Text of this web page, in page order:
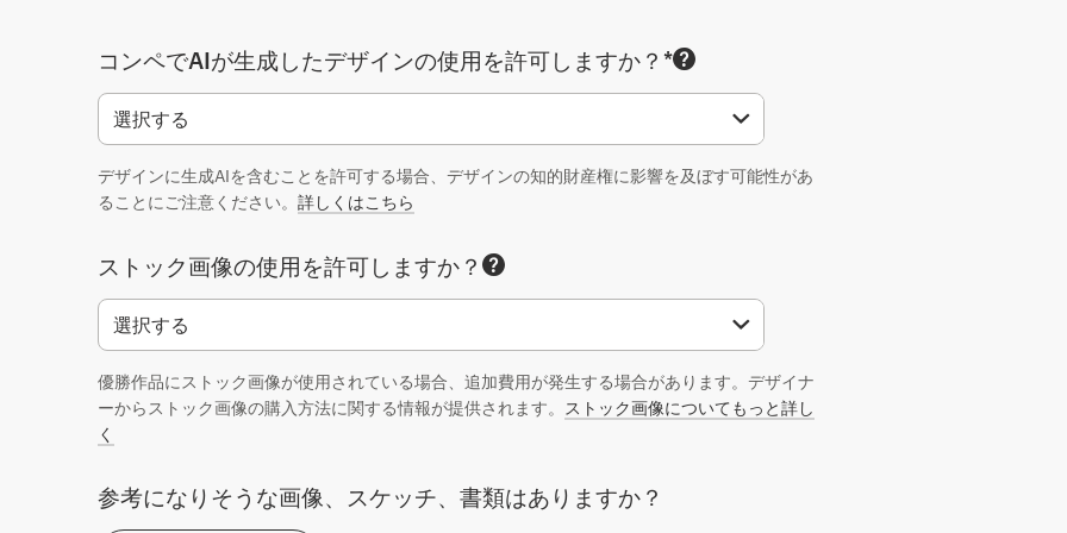
コンペでAIが生成したデザインの使用を許可しますか？*
デザインに生成AIを含むことを許可する場合、デザインの知的財産権に影響を及ぼす可能性があ
ることにご注意ください。詳しくはこちら
ストック画像の使用を許可しますか？
優勝作品にストック画像が使用されている場合、追加費用が発生する場合があります。デザイナ
ーからストック画像の購入方法に関する情報が提供されます。 ストック画像についてもっと詳し
く
参考になりそうな画像、スケッチ、書類はありますか？